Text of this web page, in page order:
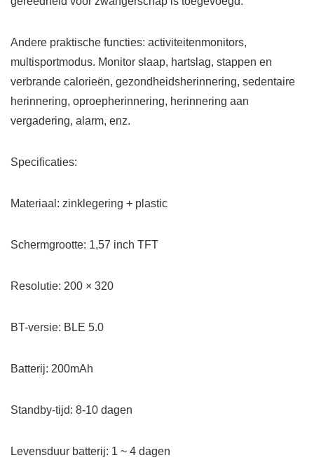
Andere praktische functies: activiteitenmonitors,
multisportmodus. Monitor slaap, hartslag, stappen en
verbrande calorieën, gezondheidsherinnering, sedentaire
herinnering, oproepherinnering, herinnering aan
vergadering, alarm, enz.
Specificaties:
Materiaal: zinklegering + plastic
Schermgrootte: 1,57 inch TFT
Resolutie: 200 × 320
BT-versie: BLE 5.0
Batterij: 200mAh
Standby-tijd: 8-10 dagen
Levensduur batterij: 1 ~ 4 dagen